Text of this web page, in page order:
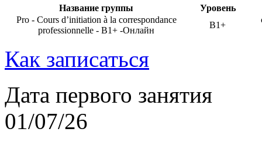
Название группы
Уровень
Pro - Cours d’initiation à la correspondance
professionnelle - B1+ -Онлайн
B1+
Как записаться
Дата первого занятия
01/07/26